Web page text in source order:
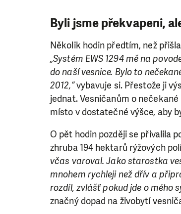
Byli jsme překvapeni,
Několik hodin předtím, než
„Systém EWS 1294 mě na
do naší vesnice. Bylo to
2012,”vybavuje si. Přestože ji
jednat. Vesničanům o
místo v dostatečné výšce, aby
O pět hodin později se přivalila
zhruba 194 hektarů rýžových
včas varoval. Jako starostka
mnohem rychleji než dřív a
rozdíl, zvlášť pokud jde o mého
značný dopad na živobytí
LÍBÍ SE